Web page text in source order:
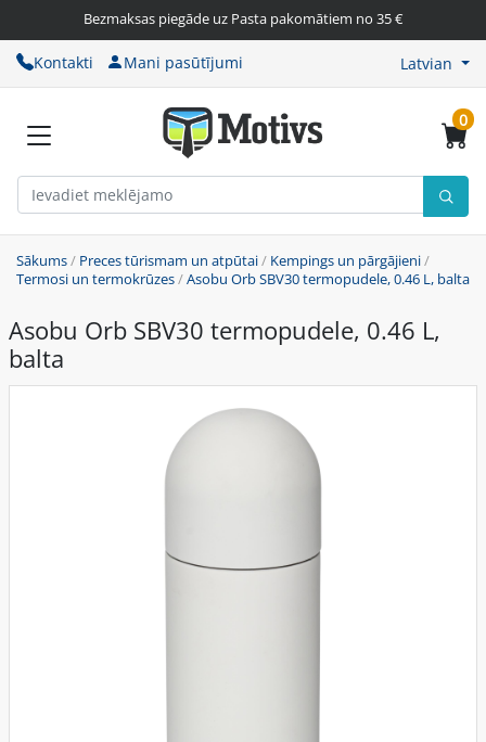
Bezmaksas piegāde uz Pasta pakomātiem no 35 €
Kontakti Mani pasūtījumi Latvian
0
Sākums/ Preces tūrismam un atpūtai/ Kempings un pārgājieni/
Termosi un termokrūzes/Asobu Orb SBV30 termopudele, 0.46 L, balta
Asobu Orb SBV30 termopudele, 0.46 L,
balta